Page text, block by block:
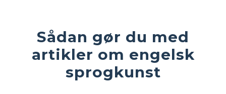
Sådan gør du med
artikler om engelsk
sprogkunst